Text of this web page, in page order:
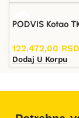
PODVIS Kotao
122.472,00 RSD
Dodaj U Korpu